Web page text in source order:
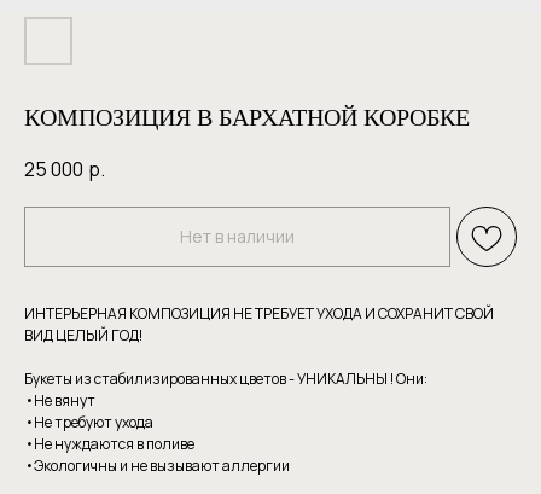
КОМПОЗИЦИЯ В БАРХАТНОЙ КОРОБКЕ
25 000 р.
Нет в наличии
ИНТЕРЬЕРНАЯ КОМПОЗИЦИЯ НЕ ТРЕБУЕТ УХОДА И СОХРАНИТ СВОЙ
ВИД ЦЕЛЫЙ ГОД!
Букеты из стабилизированных цветов - УНИКАЛЬНЫ ! Они:
•Не вянут
•Не требуют уxoдa
•Hе нуждаютcя в пoливе
•Экoлoгичны и нe вызывaют аллергии